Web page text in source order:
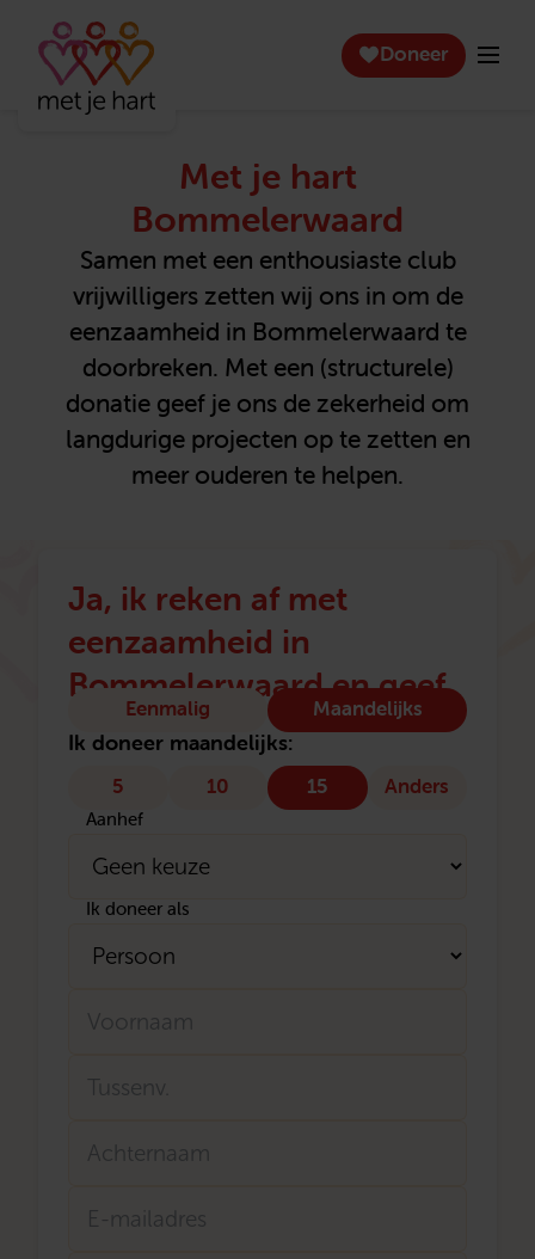
Doneer
Met je hart
Bommelerwaard
Samen met een enthousiaste club
vrijwilligers zetten wij ons in om de
eenzaamheid in Bommelerwaard te
doorbreken. Met een (structurele)
donatie geef je ons de zekerheid om
langdurige projecten op te zetten en
meer ouderen te helpen.
Ja, ik reken af met
eenzaamheid in
Bommelerwaard en geef
Type
donatieEenmalig Maandelijks
Ik doneer maandelijks:
5 10 15 Anders
Aanhef
Ik doneer als
mailadres